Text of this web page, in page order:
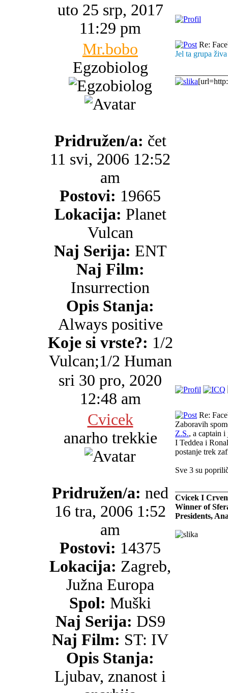
uto 25 srp, 2017
11:29 pm
Mr.bobo
Egzobiolog
Pridružen/a: čet
11 svi, 2006 12:52
am
Postovi: 19665
Lokacija: Planet
Vulcan
Naj Serija: ENT
Naj Film:
Insurrection
Opis Stanja:
Always positive
Koje si vrste?: 1/2
Vulcan;1/2 Human
Re:
Jel ta grupa
sri 30 pro, 2020
12:48 am
Cvicek
anarho trekkie
Pridružen/a: ned
16 tra, 2006 1:52
am
Postovi: 14375
Lokacija: Zagreb,
Južna Europa
Spol: Muški
Naj Serija: DS9
Naj Film: ST: IV
Opis Stanja:
Ljubav, znanost i
Re:
Zaboravih
Z.S., a captain
I Teddea i
postanje trek
Sve 3 su
Cvicek I
Winner of
Presidents,